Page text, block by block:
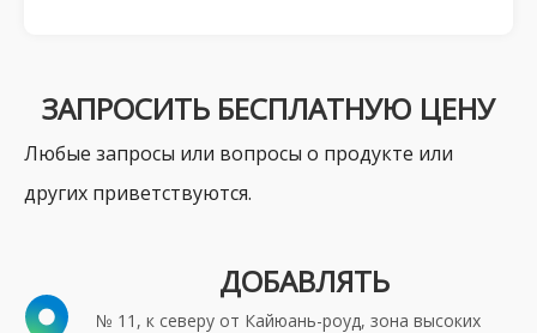
ЗАПРОСИТЬ БЕСПЛАТНУЮ ЦЕНУ
Любые запросы или вопросы о продукте или
других приветствуются.
ДОБАВЛЯТЬ
№ 11, к северу от Кайюань-роуд, зона высоких